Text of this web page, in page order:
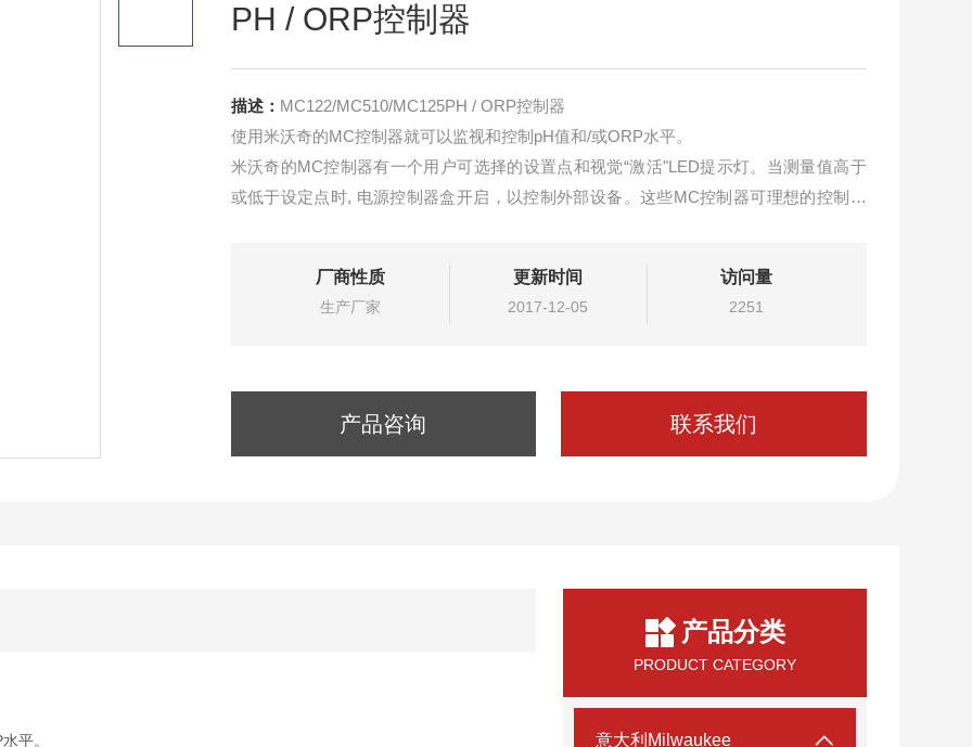
PH / ORP控制器
描述： MC122/MC510/MC125PH / ORP控制器
使用米沃奇的MC控制器就可以监视和控制pH值和/或ORP水平。
米沃奇的MC控制器有一个用户可选择的设置点和视觉“激活"LED提示灯。当测量值高于
或低于设定点时, 电源控制器盒开启，以控制外部设备。这些MC控制器可理想的控制二
厂商性质
生产厂家
更新时间
2017-12-05
访问量
2251
产品咨询 联系我们
平。
产品分类
PRODUCT CATEGORY
意大利Milwaukee